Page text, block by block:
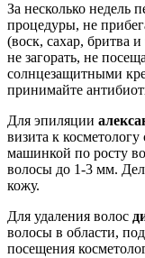
За несколько недель
процедуры, не
(воск, сахар, бритва
не загорать, не
солнцезащитными
принимайте
Для эпиляции
визита к
машинкой по росту
волосы до 1-3 мм.
кожу.
Для удаления волос
волосы в области,
посещения